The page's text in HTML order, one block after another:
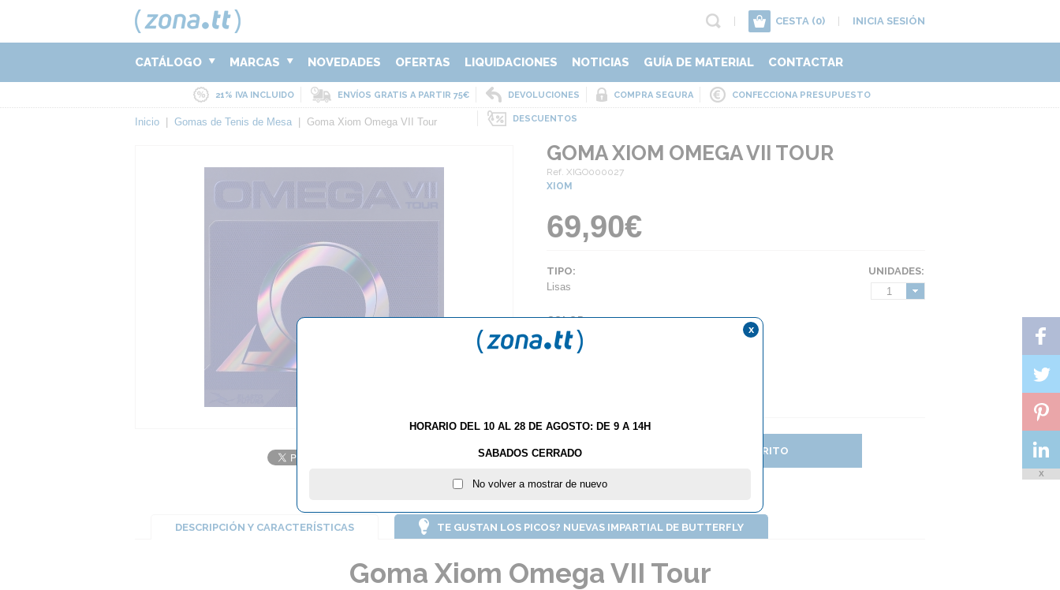
CESTA (0) INICIA SESIÓN
CATÁLOGO MARCAS NOVEDADES OFERTAS LIQUIDACIONES NOTICIAS GUÍA DE MATERIAL CONTACTAR
21% IVA INCLUIDO ENVÍOS GRATIS A PARTIR 75€ DEVOLUCIONES COMPRA SEGURA CONFECCIONA PRESUPUESTO
DESCUENTOS
Inicio Gomas de Tenis de Mesa Goma Xiom Omega VII Tour
GOMA XIOM OMEGA VII TOUR
Ref. XIGO000027
XIOM
69,90€
UNIDADES:
1
TIPO:
Lisas
COLOR:
Negro
AÑADIR AL CARRITO
DESCRIPCIÓN Y CARACTERÍSTICAS TE GUSTAN LOS PICOS? NUEVAS IMPARTIAL DE BUTTERFLY
Goma Xiom Omega VII Tour
HORARIO DEL 10 AL 28 DE AGOSTO: DE 9 A 14H
SABADOS CERRADO
No volver a mostrar de nuevo
x
X